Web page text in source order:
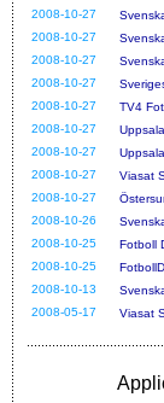
2008-10-27
2008-10-27
2008-10-27
2008-10-27
2008-10-27
TV4
2008-10-27
2008-10-27
2008-10-27
Viasat
2008-10-27
2008-10-26
2008-10-25
Fotboll
2008-10-25
2008-10-13
2008-05-17
Viasat